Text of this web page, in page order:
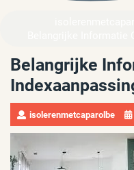
Belangrijke
isolerenmetcaparolbe